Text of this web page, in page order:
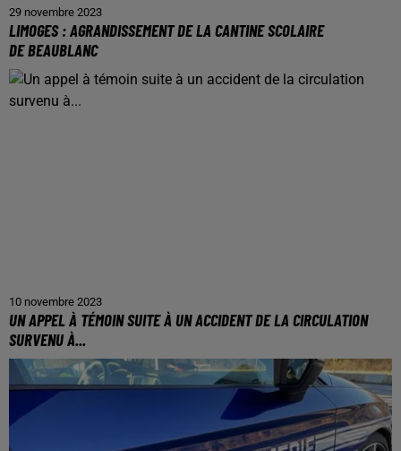
29 novembre 2023
LIMOGES : AGRANDISSEMENT DE LA CANTINE SCOLAIRE
DE BEAUBLANC
10 novembre 2023
UN APPEL À TÉMOIN SUITE À UN ACCIDENT DE LA CIRCULATION
SURVENU À...